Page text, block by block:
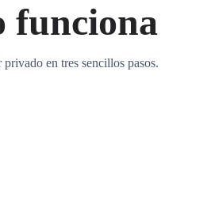
funciona
privado en tres sencillos pasos.